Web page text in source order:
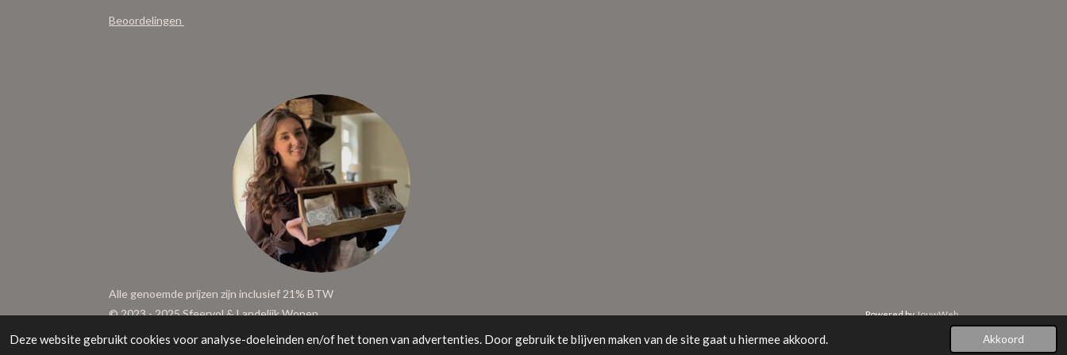
Deze website gebruikt cookies voor analyse-doeleinden en/of het tonen van advertenties. Door gebruik te blijven maken van de site gaat u hiermee akkoord. Akkoord
Beoordelingen
Alle genoemde prijzen zijn inclusief 21% BTW
© 2023 - 2025 Sfeervol & Landelijk Wonen
Powered byJouwWeb